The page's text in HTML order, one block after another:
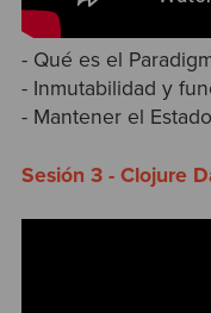
- Qué es el
- Inmutabilidad y
- Mantener el Estado
Sesión 3 - Clojure